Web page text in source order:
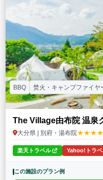
The Village由布院 温泉
大分県 | 別府・湯布院
BBQ 焚火・キャンプファイヤ
楽天トラベル Yahoo!トラ
この施設のプラン例